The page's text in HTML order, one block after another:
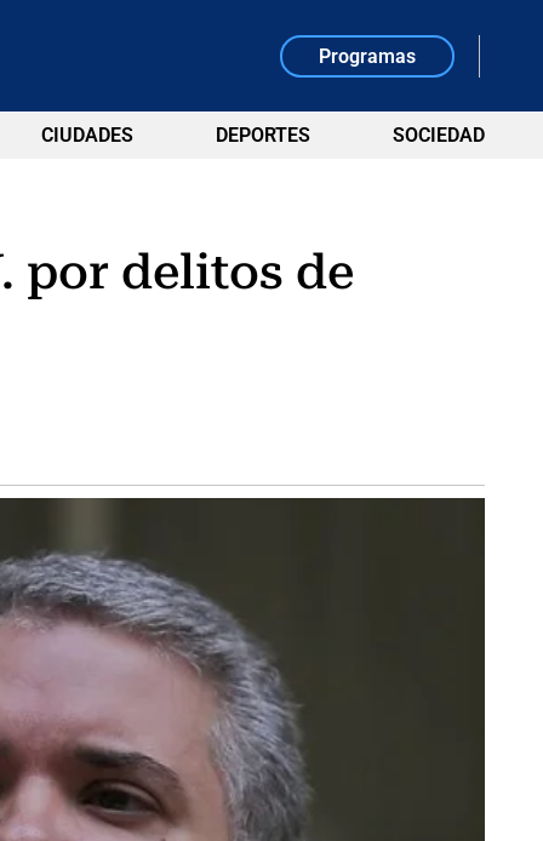
Programas
CIUDADES DEPORTES SOCIEDAD
por delitos de